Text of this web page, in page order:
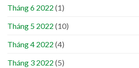
Tháng 6 2022 (1)
Tháng 5 2022 (10)
Tháng 4 2022 (4)
Tháng 3 2022 (5)